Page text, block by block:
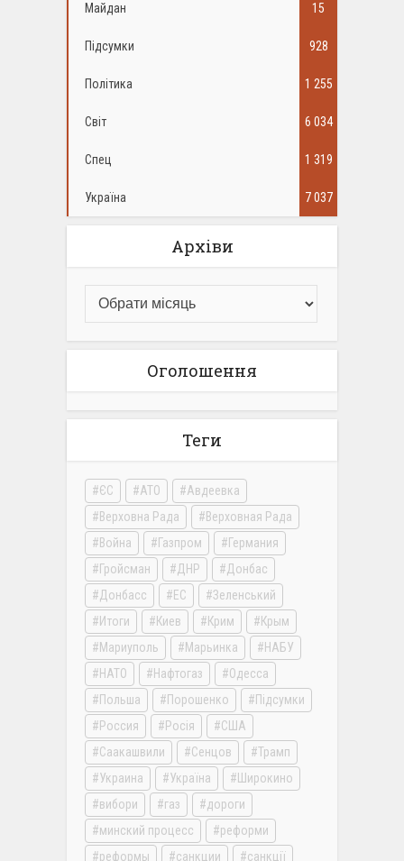
Майдан 15
Підсумки 928
Політика 1 255
Світ 6 034
Спец 1 319
Україна 7 037
Архіви
Оголошення
Теги
ЄС АТО
Авдеевка
Верховна Рада
Верховная Рада
Война
Газпром
Германия
Гройсман
ДНР
Донбас
Донбасс
ЕС
Зеленський
Итоги
Киев Крим
Крым
Мариуполь
Марьинка
НАБУ
НАТО
Нафтогаз
Одесса
Польша
Порошенко
Підсумки
Россия
Росія
США
Саакашвили
Сенцов
Трамп
Украина
Україна
Широкино
вибори
газ
дороги
минский процесс
реформи
реформы
санкции санкції